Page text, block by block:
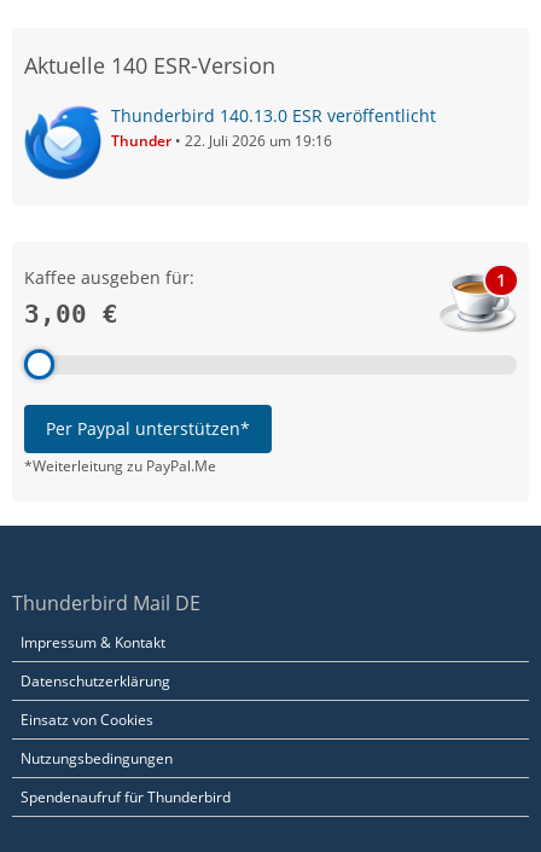
Aktuelle 140 ESR-Version
Thunderbird 140.13.0 ESR veröffentlicht
Thunder 22. Juli 2026 um 19:16
Kaffee ausgeben für:
3,00 €
1
Per Paypal unterstützen*
*Weiterleitung zu PayPal.Me
Thunderbird Mail DE
Impressum & Kontakt
Datenschutzerklärung
Einsatz von Cookies
Nutzungsbedingungen
Spendenaufruf für Thunderbird